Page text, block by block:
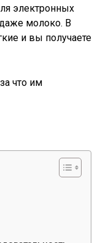
электронных
молоко. В
и вы получаете
что им